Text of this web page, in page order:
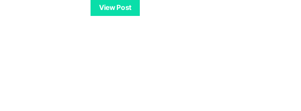
View Post